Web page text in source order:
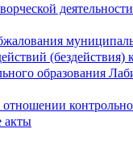
деятельности
(бездействия)
образования
отношении
акты